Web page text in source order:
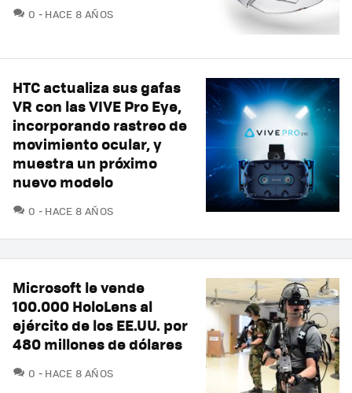
0 COMENTARIOS
HACE 8 AÑOS
HTC actualiza sus gafas
VR con las VIVE Pro Eye,
incorporando rastreo de
movimiento ocular, y
muestra un próximo
nuevo modelo
0 COMENTARIOS
HACE 8 AÑOS
Microsoft le vende
100.000 HoloLens al
ejército de los EE.UU. por
480 millones de dólares
0 COMENTARIOS
HACE 8 AÑOS